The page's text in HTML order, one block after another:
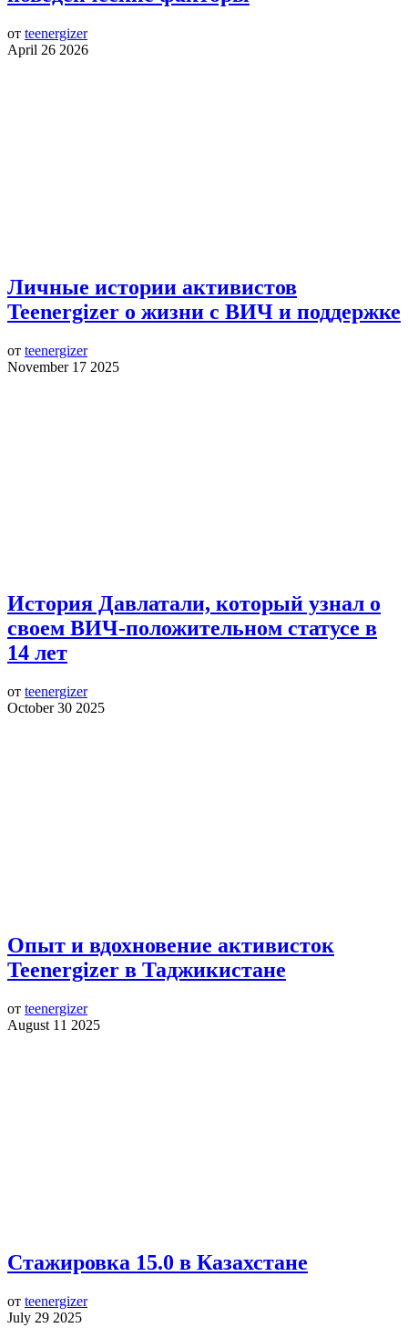
от teenergizer
April 26 2026
Личные истории активистов
Teenergizer о жизни с ВИЧ и поддержке
от teenergizer
November 17 2025
История Давлатали, который узнал о
своем ВИЧ-положительном статусе в
14 лет
от teenergizer
October 30 2025
Опыт и вдохновение активисток
Teenergizer в Таджикистане
от teenergizer
August 11 2025
Стажировка 15.0 в Казахстане
от teenergizer
July 29 2025